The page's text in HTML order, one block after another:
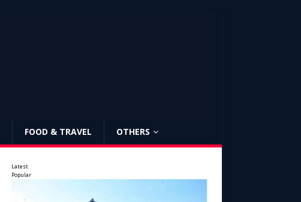
FOOD & TRAVEL OTHERS
Latest
Popular